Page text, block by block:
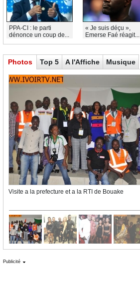
PPA-CI : le parti
dénonce un coup de...
« Je suis déçu »,
Emerse Faé réagit...
Photos Top 5 A l'Affiche Musique
Visite a la prefecture et a la RTI de Bouake
Publicité